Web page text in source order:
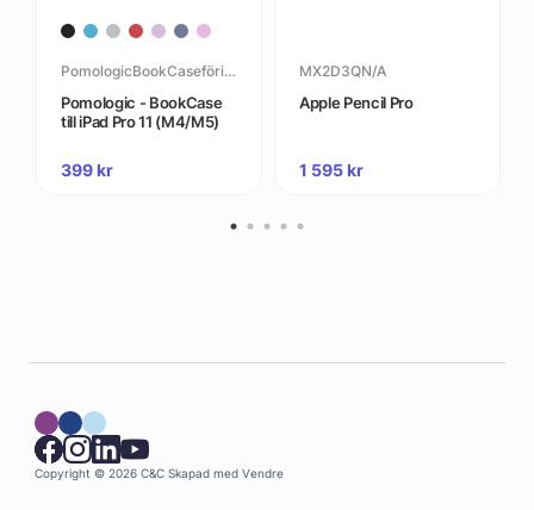
PomologicBookCaseföriPadPro(M4)
Pomologic - BookCase
till iPad Pro 11 (M4/M5)
399kr
MX2D3QN/A
Apple Pencil Pro
1 595kr
Copyright © 2026 C&C Skapad med Vendre